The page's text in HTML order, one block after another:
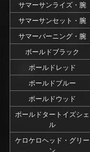
サマーサンライズ・腕
サマーサンセット・腕
サマーバーニング・腕
ボールドブラック
ボールドレッド
ボールドブルー
ボールドウッド
ボールドタートイズシェ
ル
ケロケロヘッド・グリー